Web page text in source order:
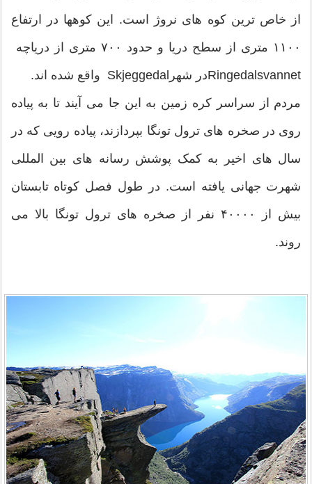
از خاص ترین کوه های نروژ است. این کوهها در ارتفاع
۱۱۰۰ متری از سطح دریا و حدود ۷۰۰ متری از دریاچه
Ringedalsvannetدر شهرSkjeggedal واقع شده اند.
مردم از سراسر کره زمین به این جا می آیند تا به پیاده
روی در صخره های ترول تونگا بپردازند، پیاده رویی که در
سال های اخیر به کمک پوشش رسانه های بین المللی
شهرت جهانی یافته است. در طول فصل کوتاه تابستان
بیش از ۴۰۰۰۰ نفر از صخره های ترول تونگا بالا می
روند.